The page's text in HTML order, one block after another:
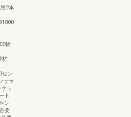
2本
物
材
セン
サラ
ッ
ト
ン
要